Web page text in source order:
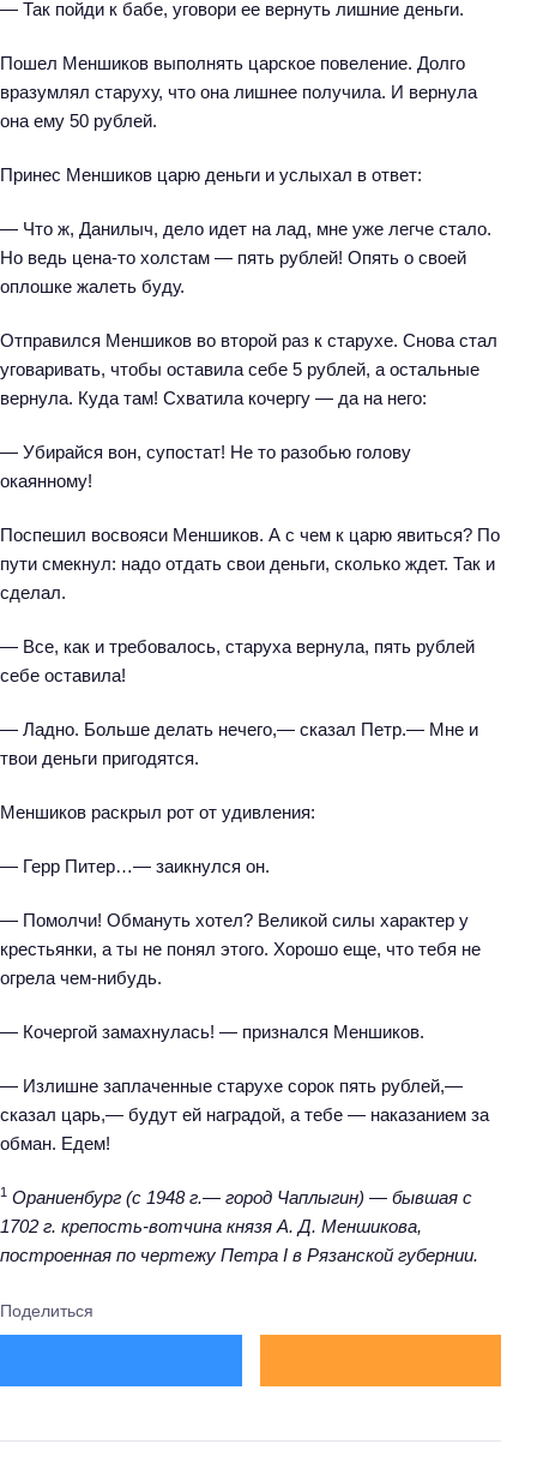
— Так пойди к бабе, уговори ее вернуть лишние деньги.
Пошел Меншиков выполнять царское повеление. Долго
вразумлял старуху, что она лишнее получила. И вернула
она ему 50 рублей.
Принес Меншиков царю деньги и услыхал в ответ:
— Что ж, Данилыч, дело идет на лад, мне уже легче стало.
Но ведь цена-то холстам — пять рублей! Опять о своей
оплошке жалеть буду.
Отправился Меншиков во второй раз к старухе. Снова стал
уговаривать, чтобы оставила себе 5 рублей, а остальные
вернула. Куда там! Схватила кочергу — да на него:
— Убирайся вон, супостат! Не то разобью голову
окаянному!
Поспешил восвояси Меншиков. А с чем к царю явиться? По
пути смекнул: надо отдать свои деньги, сколько ждет. Так и
сделал.
— Все, как и требовалось, старуха вернула, пять рублей
себе оставила!
— Ладно. Больше делать нечего,— сказал Петр.— Мне и
твои деньги пригодятся.
Меншиков раскрыл рот от удивления:
— Герр Питер…— заикнулся он.
— Помолчи! Обмануть хотел? Великой силы характер у
крестьянки, а ты не понял этого. Хорошо еще, что тебя не
огрела чем-нибудь.
— Кочергой замахнулась! — признался Меншиков.
— Излишне заплаченные старухе сорок пять рублей,—
сказал царь,— будут ей наградой, а тебе — наказанием за
обман. Едем!
1 Ораниенбург (с 1948 г.— город Чаплыгин) — бывшая с
1702 г. крепость-вотчина князя А. Д. Меншикова,
построенная по чертежу Петра I в Рязанской губернии.
Поделиться
а
й
т